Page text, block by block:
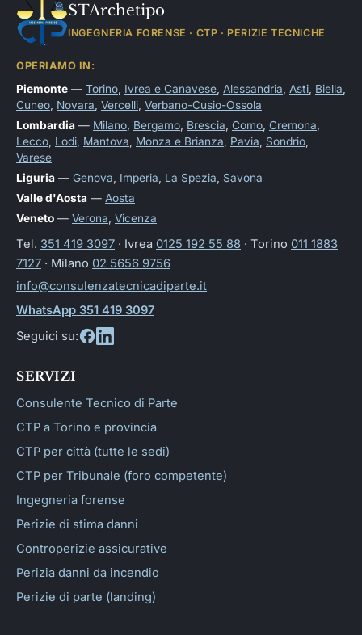
STArchetipo
INGEGNERIA FORENSE · CTP · PERIZIE TECNICHE
OPERIAMO IN:
Piemonte — Torino Ivrea e Canavese Alessandria Asti Biella
Cuneo Novara Vercelli Verbano-Cusio-Ossola
Lombardia — Milano Bergamo Brescia Como Cremona
Lecco Lodi Mantova Monza e Brianza Pavia Sondrio
Varese
Liguria — Genova Imperia La Spezia
Savona
Valle d'Aosta — Aosta
Veneto — Verona Vicenza
Tel. 351 419 3097 · Ivrea 0125 192 55 88 · Torino 011 1883
7127 · Milano 02 5656 9756
info@consulenzatecnicadiparte.it
WhatsApp 351 419 3097
Seguici su:
SERVIZI
Consulente Tecnico di Parte
CTP a Torino e provincia
CTP per città (tutte le sedi)
CTP per Tribunale (foro competente)
Ingegneria forense
Perizie di stima danni
Controperizie assicurative
Perizia danni da incendio
Perizie di parte (landing)